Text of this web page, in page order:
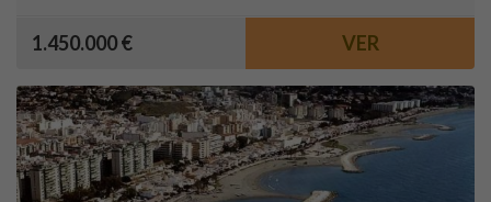
1.450.000 € VER